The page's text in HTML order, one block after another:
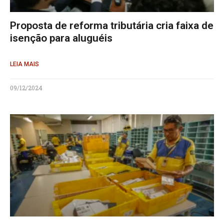
Proposta de reforma tributária cria faixa de
isenção para aluguéis
LEIA MAIS
09/12/2024